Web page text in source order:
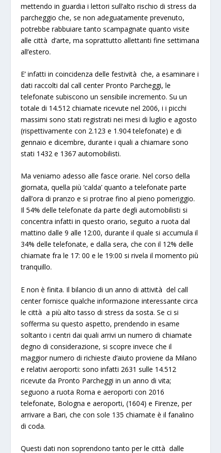
mettendo in guardia i lettori sull’alto rischio di stress da
parcheggio che, se non adeguatamente prevenuto,
potrebbe rabbuiare tanto scampagnate quanto visite
alle città d’arte, ma soprattutto allettanti fine settimana
all’estero.
E’ infatti in coincidenza delle festività che, a esaminare i
dati raccolti dal call center Pronto Parcheggi, le
telefonate subiscono un sensibile incremento. Su un
totale di 14.512 chiamate ricevute nel 2006, i i picchi
massimi sono stati registrati nei mesi diluglio e agosto
(rispettivamente con 2.123 e 1.904 telefonate) e di
gennaio e dicembre, durante i quali a chiamare sono
stati 1432 e 1367 automobilisti.
Ma veniamo adesso alle fasce orarie. Nel corso della
giornata, quella più ‘calda’ quanto a telefonateparte
dall’ora di pranzo e si protrae fino alpieno pomeriggio.
Il 54% delle telefonate da parte degli automobilisti si
concentra infatti in questo orario, seguito a ruota dal
mattino dalle 9 alle 12:00, durante il quale si accumula il
34% delle telefonate, e dalla sera, che con il 12% delle
chiamate fra le 17: 00 e le 19:00 si rivela il momento più
tranquillo.
E non è finita. Il bilancio di un anno di attività del call
center fornisce qualche informazione interessante circa
le città a più alto tasso di stress da sosta. Se ci si
sofferma su questo aspetto, prendendo in esame
soltanto i centri dai quali arrivi un numero di chiamate
degno di considerazione, si scopre invece che il
maggior numero di richieste d’aiuto proviene da Milano
e relativi aeroporti: sono infatti 2631 sulle 14.512
ricevute da Pronto Parcheggi in un anno di vita;
seguono a ruota Roma e aeroporti con 2016
telefonate, Bologna e aeroporti, (1604) e Firenze, per
arrivare a Bari, che con sole 135 chiamate è il fanalino
di coda.
Questi dati non soprendono tanto per le città dalle